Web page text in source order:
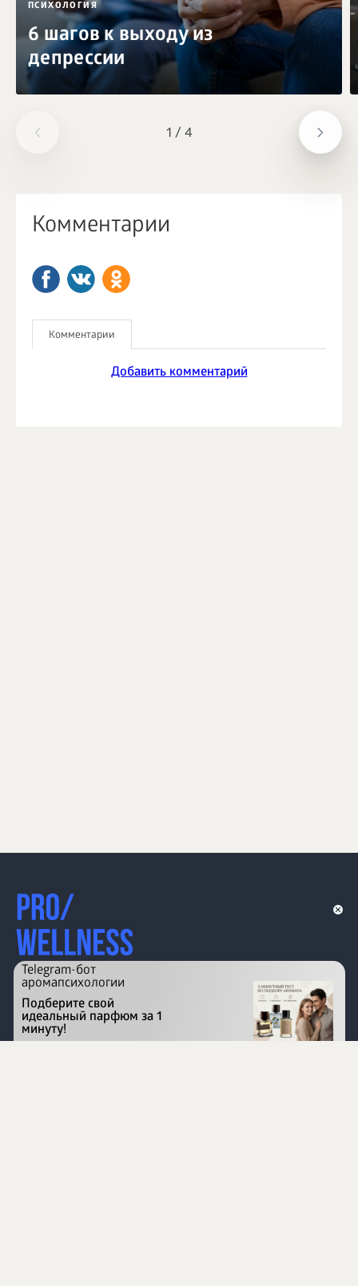
1 / 4
ПСИХОЛОГИЯ
6 шагов к выходу из
депрессии
Комментарии
Комментарии
Добавить комментарий
Перейти на сайт
Telegram-бот
аромапсихологии
Подберите свой
идеальный парфюм за 1
минуту!